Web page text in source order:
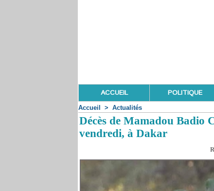
ACCUEIL POLITIQUE
Accueil > Actualités
Décès de Mamadou Badio
vendredi, à Dakar